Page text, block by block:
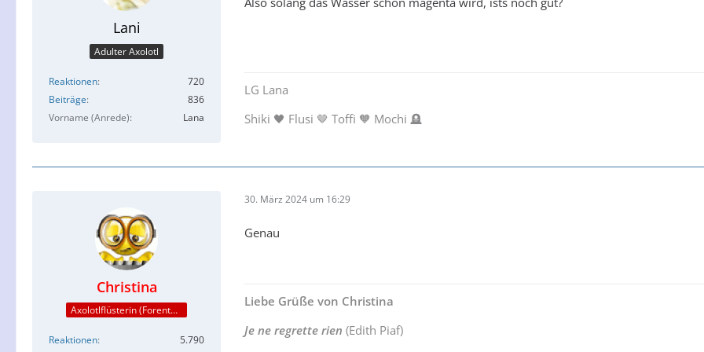
Lani
Adulter Axolotl
Reaktionen
720
Beiträge
836
Vorname (Anrede)
Lana
LG Lana
Shiki 🖤 Flusi 🤎 Toffi 🧡 Mochi 🪦
Christina
Axolotlflüsterin (Forenteam)
Reaktionen
5.790
30. März 2024 um 16:29
Genau
Liebe Grüße von Christina
Je ne regrette rien (Edith Piaf)